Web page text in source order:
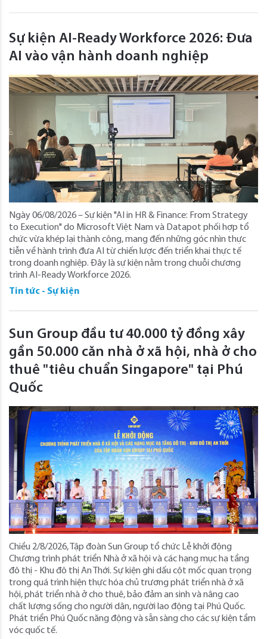
Sự kiện AI-Ready Workforce 2026: Đưa
AI vào vận hành doanh nghiệp
Ngày 06/08/2026 – Sự kiện "AI in HR & Finance: From Strategy
to Execution" do Microsoft Việt Nam và Datapot phối hợp tổ
chức vừa khép lại thành công, mang đến những góc nhìn thực
tiễn về hành trình đưa AI từ chiến lược đến triển khai thực tế
trong doanh nghiệp. Đây là sự kiện nằm trong chuỗi chương
trình AI-Ready Workforce 2026.
Tin tức - Sự kiện
Sun Group đầu tư 40.000 tỷ đồng xây
gần 50.000 căn nhà ở xã hội, nhà ở cho
thuê "tiêu chuẩn Singapore" tại Phú
Quốc
Chiều 2/8/2026, Tập đoàn Sun Group tổ chức Lễ khởi động
Chương trình phát triển Nhà ở xã hội và các hạng mục hạ tầng
đô thị - Khu đô thị An Thới. Sự kiện ghi dấu cột mốc quan trọng
trong quá trình hiện thực hóa chủ trương phát triển nhà ở xã
hội, phát triển nhà ở cho thuê, bảo đảm an sinh và nâng cao
chất lượng sống cho người dân, người lao động tại Phú Quốc.
Phát triển Phú Quốc năng động và sẵn sàng cho các sự kiện tầm
vóc quốc tế.